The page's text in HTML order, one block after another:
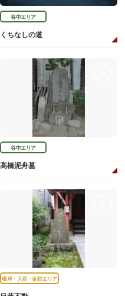
谷中エリア
くちなしの道
谷中エリア
高橋泥舟墓
根岸・入谷・金杉エリア